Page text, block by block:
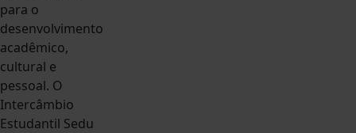
para o
desenvolvimento
acadêmico,
cultural e
pessoal. O
Intercâmbio
Estudantil Sedu